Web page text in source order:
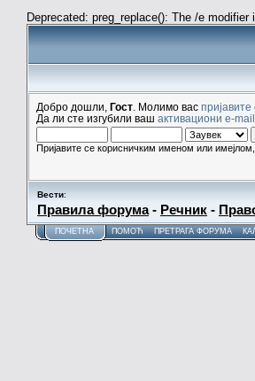
Deprecated: preg_replace(): The /e
Добро дошли, Гост . Молимо вас пријавите
Да ли сте изгубили ваш активациони e-
Пријавите се корисничким именом или
Вести:
Правила форума- Речник -
ПОЧЕТНА ПОМОЋ ПРЕТРАГА ФОРУМА